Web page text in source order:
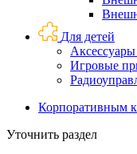
Для детей
Игровые
Корпоративным
Уточнить раздел